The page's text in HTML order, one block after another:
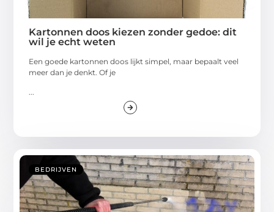
Kartonnen doos kiezen zonder gedoe: dit
wil je echt weten
Een goede kartonnen doos lijkt simpel, maar bepaalt veel
meer dan je denkt. Of je
BEDRIJVEN